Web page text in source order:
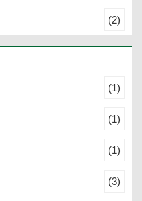
(2)
(1)
(1)
(1)
(3)